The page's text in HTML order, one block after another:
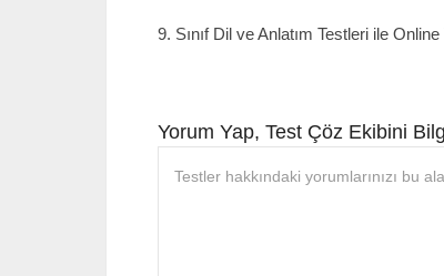
9. Sınıf Dil ve Anlatım Testleri ile
Yorum Yap, Test Çöz Ekibini